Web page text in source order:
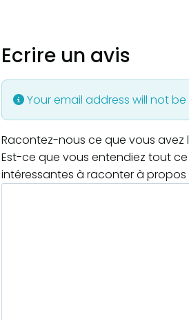
Ecrire un avis
Your email address will not
Racontez-nous ce que vous avez
Est-ce que vous entendiez tout
intéressantes à raconter à